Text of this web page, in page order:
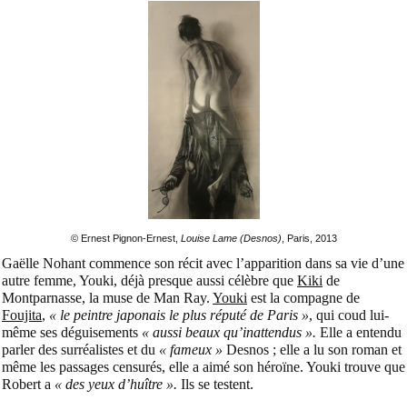
© Ernest Pignon-Ernest, Louise Lame (Desnos) , Paris, 2013
Gaëlle Nohant commence son récit avec l’apparition dans sa vie d’une
autre femme, Youki, déjà presque aussi célèbre que Kiki de
Montparnasse, la muse de Man Ray. Youki est la compagne de
Foujita, « le peintre japonais le plus réputé de Paris », qui coud lui-
même ses déguisements « aussi beaux qu’inattendus ». Elle a entendu
parler des surréalistes et du « fameux » Desnos ; elle a lu son roman et
même les passages censurés, elle a aimé son héroïne. Youki trouve que
Robert a « des yeux d’huître ». Ils se testent.